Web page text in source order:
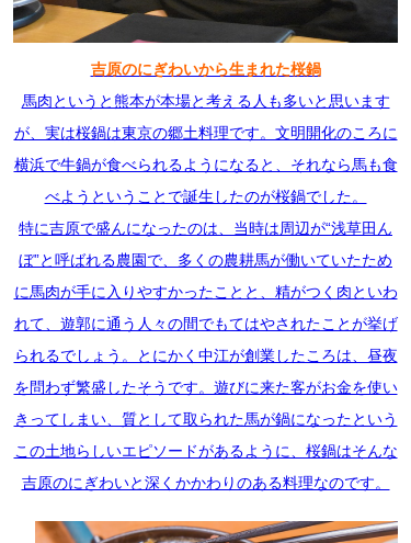
吉原のにぎわいから生まれた桜鍋
馬肉というと熊本が本場と考える人も多いと思います
が、実は桜鍋は東京の郷土料理です。文明開化のころに
横浜で牛鍋が食べられるようになると、それなら馬も食
べようということで誕生したのが桜鍋でした。
特に吉原で盛んになったのは、当時は周辺が“浅草田ん
ぼ”と呼ばれる農園で、多くの農耕馬が働いていたため
に馬肉が手に入りやすかったことと、精がつく肉といわ
れて、遊郭に通う人々の間でもてはやされたことが挙げ
られるでしょう。とにかく中江が創業したころは、昼夜
を問わず繁盛したそうです。遊びに来た客がお金を使い
きってしまい、質として取られた馬が鍋になったという
この土地らしいエピソードがあるように、桜鍋はそんな
吉原のにぎわいと深くかかわりのある料理なのです。